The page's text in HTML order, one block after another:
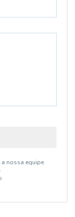
nossa equipe